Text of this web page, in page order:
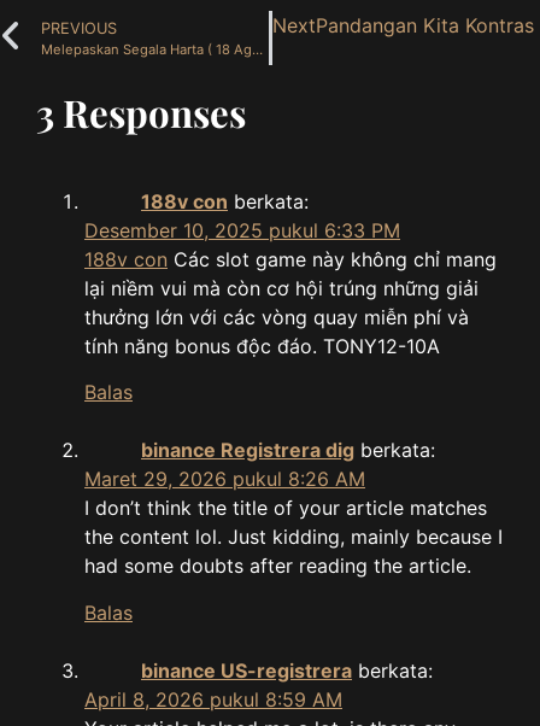
PREVIOUS
Melepaskan Segala Harta ( 18 Agustus 2025 )
NextPandangan Kita
3 Responses
188v con berkata:
Desember 10, 2025 pukul 6:33 PM
188v con Các slot game này không chỉ mang
lại niềm vui mà còn cơ hội trúng những giải
thưởng lớn với các vòng quay miễn phí và
tính năng bonus độc đáo. TONY12-10A
Balas
binance Registrera dig berkata:
Maret 29, 2026 pukul 8:26 AM
I don’t think the title of your article matches
the content lol. Just kidding, mainly because I
had some doubts after reading the article.
Balas
binance US-registrera berkata:
April 8, 2026 pukul 8:59 AM